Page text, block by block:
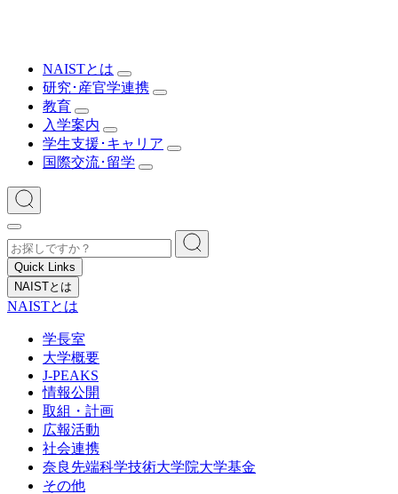
NAISTとは
研究･産官学連携
教育
入学案内
学生支援･キャリア
国際交流･留学
Quick Links
NAISTとは
NAISTとは
学長室
大学概要
J-PEAKS
情報公開
取組・計画
広報活動
社会連携
奈良先端科学技術大学院大学基金
その他